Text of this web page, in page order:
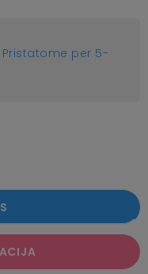
Pristatome per 5-